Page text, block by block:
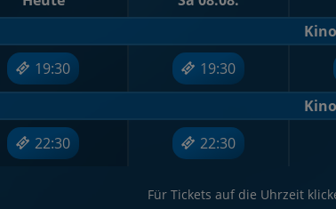
19:30 19:30
22:30 22:30
Für Tickets auf die Uhrzeit